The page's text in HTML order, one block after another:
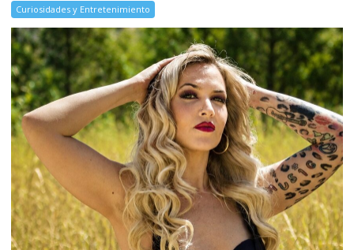
Curiosidades y Entretenimiento